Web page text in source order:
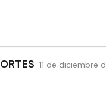
11 de diciembre